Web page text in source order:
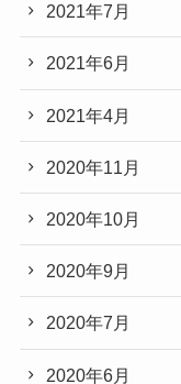
2021年7月
2021年6月
2021年4月
2020年11月
2020年10月
2020年9月
2020年7月
2020年6月